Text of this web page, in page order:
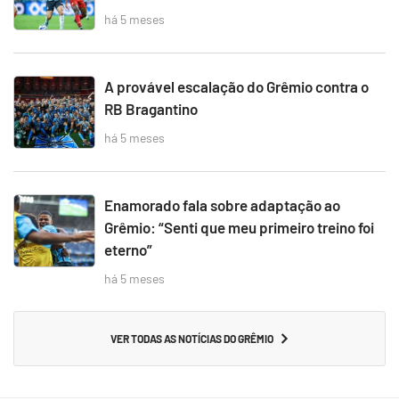
há 5 meses
A provável escalação do Grêmio contra o
RB Bragantino
há 5 meses
Enamorado fala sobre adaptação ao
Grêmio: “Senti que meu primeiro treino foi
eterno”
há 5 meses
VER TODAS AS NOTÍCIAS DO GRÊMIO